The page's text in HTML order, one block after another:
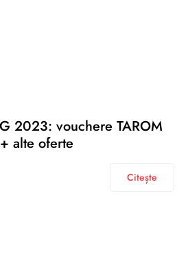
2023: vouchere TAROM
alte oferte
Citește